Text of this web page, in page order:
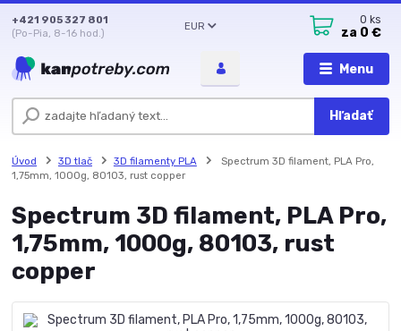
Menu
EUR
Hľadať
+421 905 327 801
(Po-Pia, 8-16 hod.)
0 ks
za 0 €
Úvod 3D tlač 3D filamenty PLA
Spectrum 3D filament, PLA Pro,
1,75mm, 1000g, 80103, rust copper
Spectrum 3D filament, PLA Pro,
1,75mm, 1000g, 80103, rust
copper